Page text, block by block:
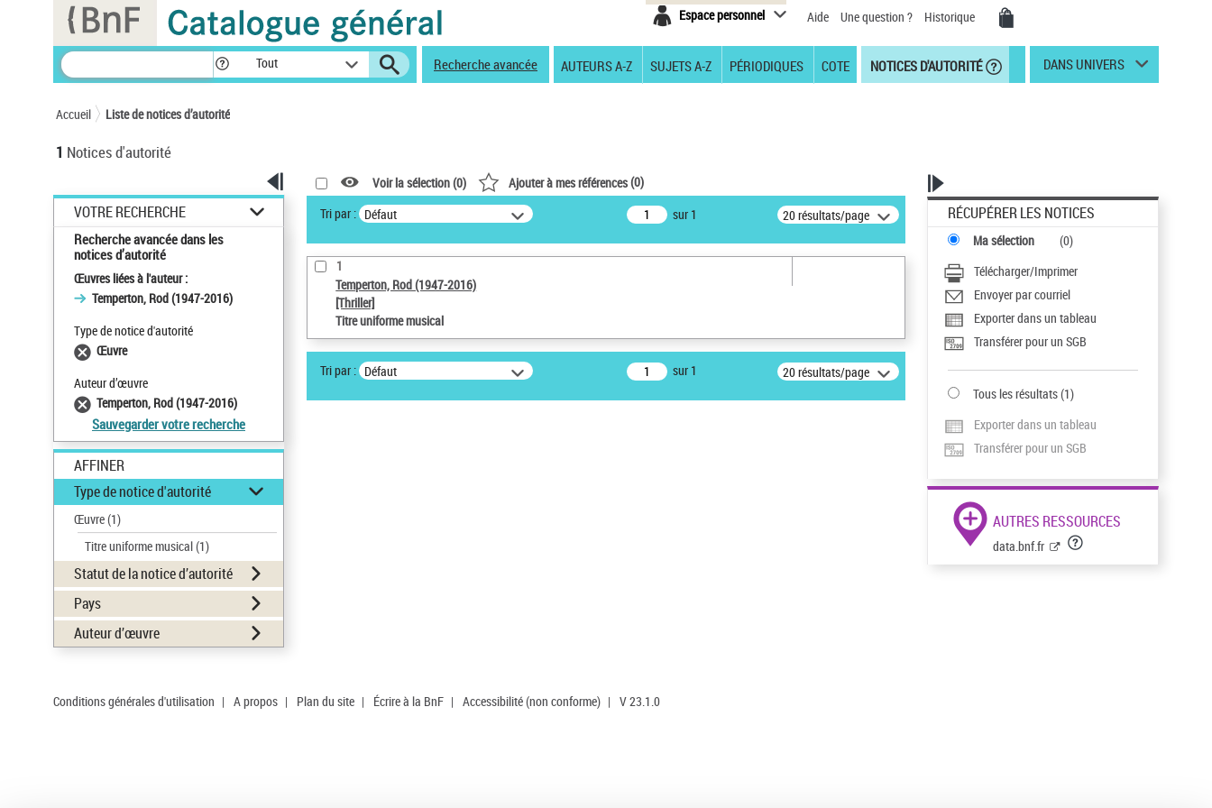
Espace personnel Aide Une question ? Historique
Tout Recherche avancée AUTEURS A-Z SUJETS A-Z PÉRIODIQUES COTE NOTICES D'AUTORITÉ DANS UNIVERS
Accueil Liste de notices d’autorité
1 Notices d'autorité
VOTRE RECHERCHE
Recherche avancée dans les
notices d’autorité
Œuvres liées à l'auteur :
Temperton, Rod (1947-2016)
Type de notice d'autorité
Œuvre
Auteur d’œuvre
Temperton, Rod (1947-2016)
Sauvegarder votre recherche
AFFINER
Type de notice d'autorité
Œuvre(1)
Titre uniforme musical(1)
Statut de la notice d’autorité
Pays
Auteur d’œuvre
Voir la sélection (0) Ajouter à mes références(0)
Tri par : Défaut sur 1 20 résultats/page
1
Temperton, Rod (1947-2016)
[Thriller]
Titre uniforme musical
Tri par : Défaut sur 1 20 résultats/page
RÉCUPÉRER LES NOTICES
Ma sélection (0)
Télécharger/Imprimer
Envoyer par courriel
Exporter dans un tableau
Transférer pour un SGB
Tous les résultats(1)
Exporter dans un tableau
Transférer pour un SGB
AUTRES RESSOURCES
data.bnf.fr
Conditions générales d'utilisation | A propos | Plan du site | Écrire à la BnF | Accessibilité (non conforme) | V 23.1.0
Panneau de gestion des cookies